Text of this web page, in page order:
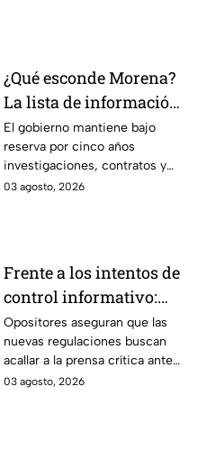
¿Qué esconde Morena?
La lista de información
que el gobierno
mantiene bajo llave
El gobierno mantiene bajo
reserva por cinco años
investigaciones, contratos y
obras públicas. Especialistas
03 agosto, 2026
Frente a los intentos de
control informativo:
Oposición alza la voz
contra la censura y la
pérdida de la narrativa
Opositores aseguran que las
nuevas regulaciones buscan
acallar a la prensa crítica ante
la pérdida de la narrativa oficial.
03 agosto, 2026